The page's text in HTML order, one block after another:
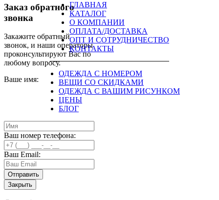
ГЛАВНАЯ
КАТАЛОГ
О КОМПАНИИ
ОПЛАТА/ДОСТАВКА
ОПТ И СОТРУДНИЧЕСТВО
КОНТАКТЫ
ОДЕЖДА С НОМЕРОМ
ВЕЩИ СО СКИДКАМИ
ОДЕЖДА С ВАШИМ РИСУНКОМ
ЦЕНЫ
БЛОГ
Заказ обратного
звонка
Закажите обратный
звонок, и наши операторы
проконсультируют Вас по
любому вопросу.
Ваше имя:
Ваш номер телефона:
Ваш Email:
Закрыть